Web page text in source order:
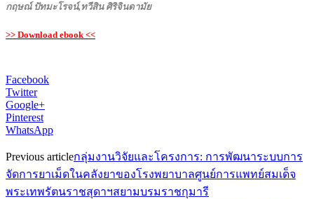
กฤษณ์ ปัทมะโรจน์,ทวีสิน ศิริจินดามัย
>> Download ebook <<
Facebook
Twitter
Google+
Pinterest
WhatsApp
Previous articleกลุ่มงานวิจัยและโครงการ: การพัฒนาระบบการ
จัดการยาเม็ดในคลังยาของโรงพยาบาลศูนย์การแพทย์สมเด็จ
พระเทพรัตนราชสุดาฯสยามบรมราชกุมารี